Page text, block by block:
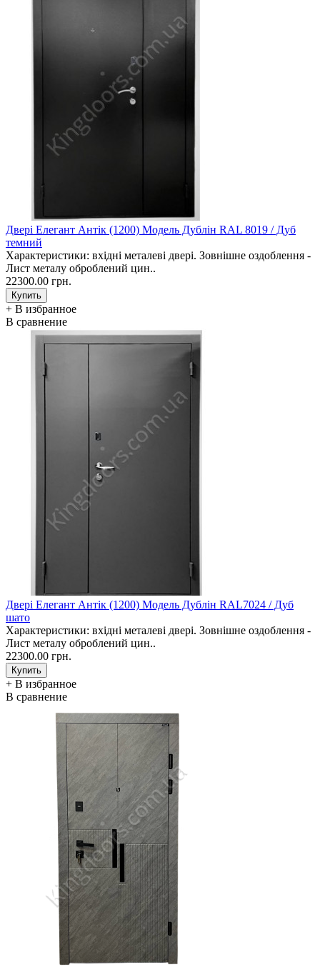
Двері Елегант Антік (1200) Модель Дублін RAL 8019 / Дуб
темний
Характеристики: вхідні металеві двері. Зовнішне оздоблення -
Лист металу оброблений цин..
22300.00 грн.
+ В избранное
В сравнение
Двері Елегант Антік (1200) Модель Дублін RAL7024 / Дуб
шато
Характеристики: вхідні металеві двері. Зовнішне оздоблення -
Лист металу оброблений цин..
22300.00 грн.
+ В избранное
В сравнение